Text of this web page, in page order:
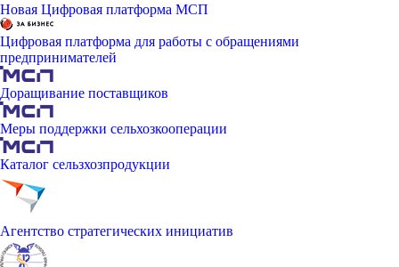
Новая Цифровая платформа МСП
Цифровая платформа для работы с обращениями
предпринимателей
Доращивание поставщиков
Меры поддержки сельхозкооперации
Каталог сельзхозпродукции
Агентство стратегических инициатив